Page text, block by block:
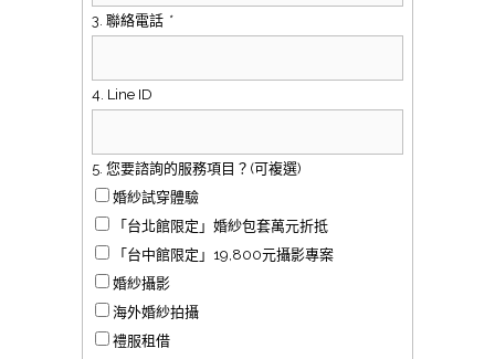
3. 聯絡電話 *
4. Line ID
5. 您要諮詢的服務項目？(可複選)
婚紗試穿體驗
「台北館限定」婚紗包套萬元折抵
「台中館限定」19,800元攝影專案
婚紗攝影
海外婚紗拍攝
禮服租借